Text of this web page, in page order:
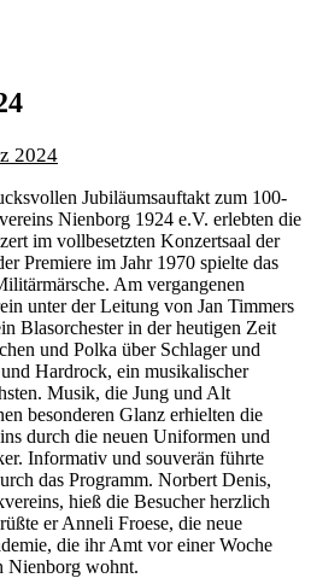
2024
Jubiläumsauftakt zum 100-
Nienborg 1924 e.V. erlebten die
im vollbesetzten Konzertsaal der
Premiere im Jahr 1970 spielte das
Am vergangenen
unter der Leitung von Jan Timmers
Blasorchester in der heutigen Zeit
und Polka über Schlager und
Hardrock, ein musikalischer
Musik, die Jung und Alt
besonderen Glanz erhielten die
durch die neuen Uniformen und
Informativ und souverän führte
das Programm. Norbert Denis,
hieß die Besucher herzlich
er Anneli Froese, die neue
die ihr Amt vor einer Woche
Nienborg wohnt.